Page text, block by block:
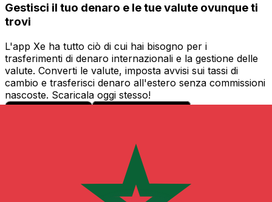
Gestisci il tuo denaro e le tue valute ovunque ti
trovi
L'app Xe ha tutto ciò di cui hai bisogno per i
trasferimenti di denaro internazionali e la gestione delle
valute. Converti le valute, imposta avvisi sui tassi di
cambio e trasferisci denaro all'estero senza commissioni
nascoste. Scaricala oggi stesso!